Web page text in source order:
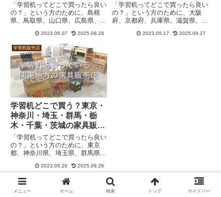
「学習机ってどこで買ったら良い
の？」という方のために、島根
県、鳥取県、山口県、広島県、岡
売店の一覧を作成しました。コイ
ズミ、カリモク、浜本工芸ほか、
ニトリ、IKEA、アクタスなど。
2023.06.07 2025.09.28
「学習机ってどこで買ったら良い
の？」という方のために、大阪
府、京都府、兵庫県、滋賀県、奈
いる家具販売店の一覧を作成しま
2023.05.17 2025.09.27
学習机販売店
学習机どこで買う？東京・
神奈川・埼玉・群馬・栃
木・千葉・茨城の家具販売
店
「学習机ってどこで買ったら良い
の？」という方のために、東京
都、神奈川県、埼玉県、群馬県、
を扱っている家具販売店を一覧に
してみました。コイズミ、カリモ
ク、浜本工芸ほか、ニトリ、
IKEA、アクタスなど。
2023.05.20 2025.09.26
メニュー ホーム 検索 トップ サイドバー